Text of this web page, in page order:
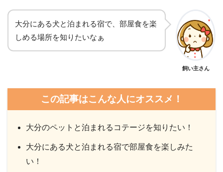
大分にある犬と泊まれる宿で、部屋食を楽
しめる場所を知りたいなぁ
飼い主さん
この記事はこんな人にオススメ！
大分のペットと泊まれるコテージを知りたい！
大分にある犬と泊まれる宿で部屋食を楽しみた
い！